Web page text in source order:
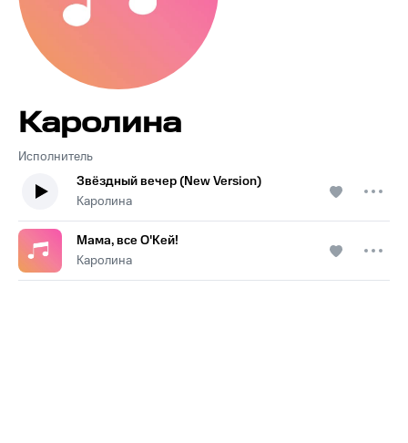
Исполнитель
Каролина
Звёздный вечер (New Version)
Каролина
Мама, все О'Кей!
Каролина